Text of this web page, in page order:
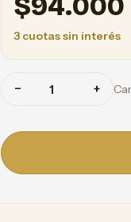
3 cuotas sin interés
− +